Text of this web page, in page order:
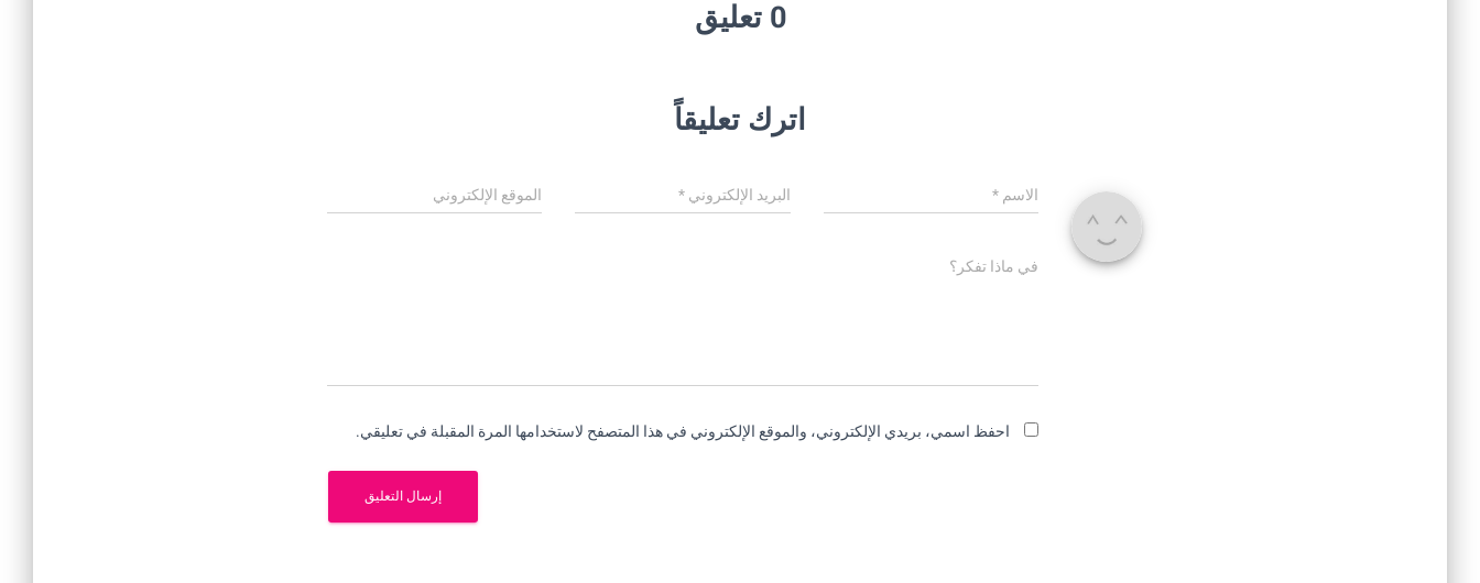
0 تعليق
اترك تعليقاً
الاسم * البريد الإلكتروني* الموقع الإلكتروني
في ماذا تفكر؟
احفظ اسمي، بريدي الإلكتروني، والموقع الإلكتروني في هذا المتصفح لاستخدامها المرة المقبلة في تعليقي.